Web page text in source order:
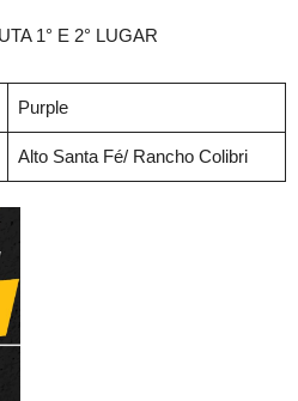
1° E 2° LUGAR
Purple
Alto Santa Fé/ Rancho Colibri